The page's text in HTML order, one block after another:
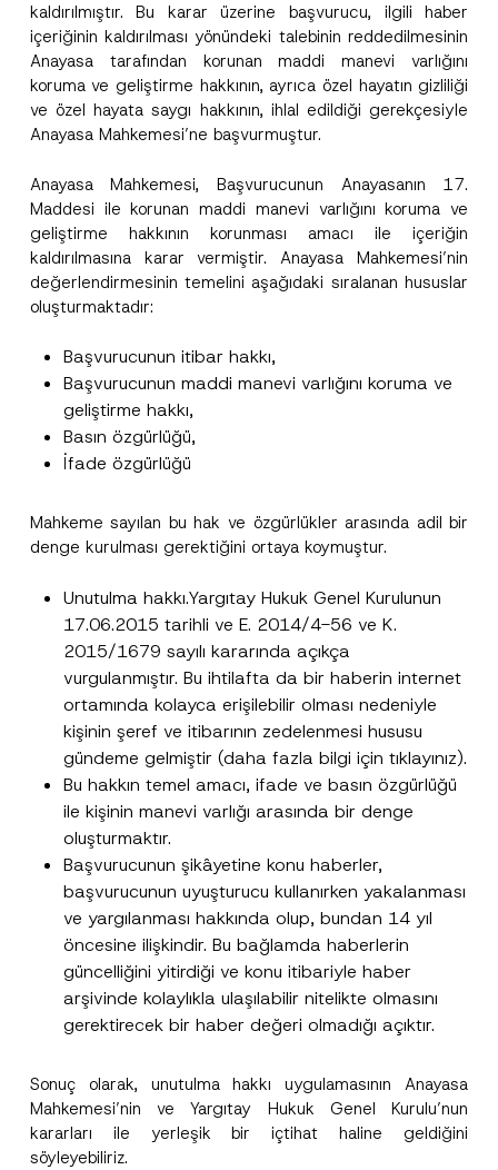
kaldırılmıştır. Bu karar üzerine başvurucu, ilgili haber
içeriğinin kaldırılması yönündeki talebinin reddedilmesinin
Anayasa tarafından korunan maddi manevi varlığını
koruma ve geliştirme hakkının, ayrıca özel hayatın gizliliği
ve özel hayata saygı hakkının, ihlal edildiği gerekçesiyle
Anayasa Mahkemesi’ne başvurmuştur.
Anayasa Mahkemesi, Başvurucunun Anayasanın 17.
Maddesi ile korunan maddi manevi varlığını koruma ve
geliştirme hakkının korunması amacı ile içeriğin
kaldırılmasına karar vermiştir. Anayasa Mahkemesi’nin
değerlendirmesinin temelini aşağıdaki sıralanan hususlar
oluşturmaktadır:
Başvurucunun itibar hakkı,
Başvurucunun maddi manevi varlığını koruma ve
geliştirme hakkı,
Basın özgürlüğü,
İfade özgürlüğü
Mahkeme sayılan bu hak ve özgürlükler arasında adil bir
denge kurulması gerektiğini ortaya koymuştur.
Unutulma hakkı.Yargıtay Hukuk Genel Kurulunun
17.06.2015 tarihli ve E. 2014/4-56 ve K.
2015/1679 sayılı kararında açıkça
vurgulanmıştır. Bu ihtilafta da bir haberin internet
ortamında kolayca erişilebilir olması nedeniyle
kişinin şeref ve itibarının zedelenmesi hususu
gündeme gelmiştir (daha fazla bilgi için tıklayınız).
Bu hakkın temel amacı, ifade ve basın özgürlüğü
ile kişinin manevi varlığı arasında bir denge
oluşturmaktır.
Başvurucunun şikâyetine konu haberler,
başvurucunun uyuşturucu kullanırken yakalanması
ve yargılanması hakkında olup, bundan 14 yıl
öncesine ilişkindir. Bu bağlamda haberlerin
güncelliğini yitirdiği ve konu itibariyle haber
arşivinde kolaylıkla ulaşılabilir nitelikte olmasını
gerektirecek bir haber değeri olmadığı açıktır.
Sonuç olarak, unutulma hakkı uygulamasının Anayasa
Mahkemesi’nin ve Yargıtay Hukuk Genel Kurulu’nun
kararları ile yerleşik bir içtihat haline geldiğini
söyleyebiliriz.
Ad*
Firma
Pozisyon
E-Posta Adresi*
Telefon Numarası*
Konu *
P
i
a
c
N
o
i
c
e
Bu iletişim formu aracılığıyla sağlanan kişisel
anladım.
*
o
c
F
i
A
p
p
r
o
v
e
Bu iletişim formunu göndererek,aydınlatma
metninde açıklanan şekilde kişisel verilerimin
işlenmesine izin veriyorum.
GÖNDER